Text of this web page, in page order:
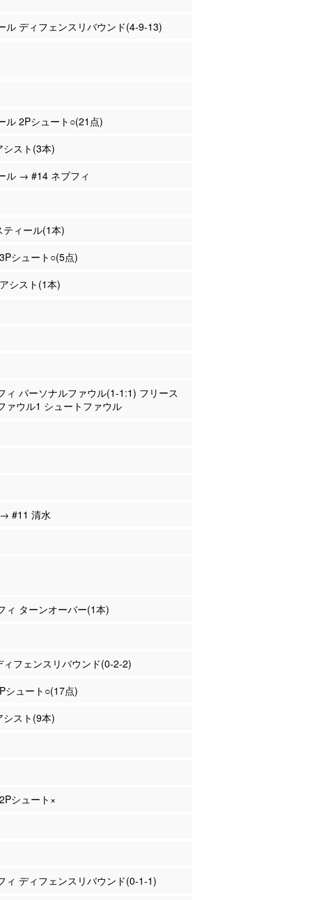
ル ディフェンスリバウンド(4-9-13)
ル 2Pシュート○(21点)
スト(3本)
ル → #14 ネブフィ
ィール(1本)
シュート○(5点)
シスト(1本)
ィ パーソナルファウル(1-1:1) フリース
ァウル1 シュートファウル
#11 清水
ィ ターンオーバー(1本)
ィフェンスリバウンド(0-2-2)
シュート○(17点)
スト(9本)
シュート×
ィ ディフェンスリバウンド(0-1-1)